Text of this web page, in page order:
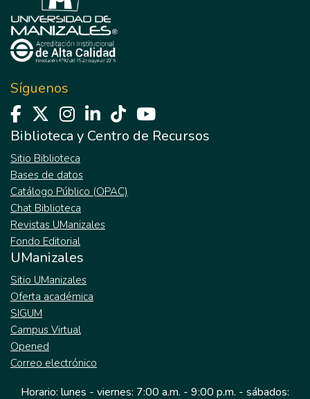
Síguenos
Biblioteca y Centro de Recursos
Sitio Biblioteca
Bases de datos
Catálogo Público (OPAC)
Chat Biblioteca
Revistas UManizales
Fondo Editorial
UManizales
Sitio UManizales
Oferta académica
SIGUM
Campus Virtual
Opened
Correo electrónico
Horario: lunes - viernes: 7:00 a.m. - 9:00 p.m. - sábados: